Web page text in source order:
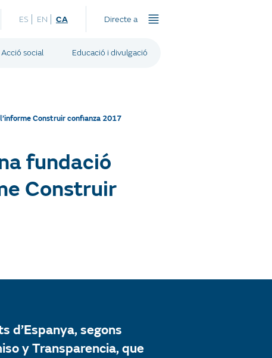
ES EN CA Directe a
Acció social Educació i divulgació
Construir confianza 2017
fundació
Construir
d’Espanya, segons
y Transparencia, que